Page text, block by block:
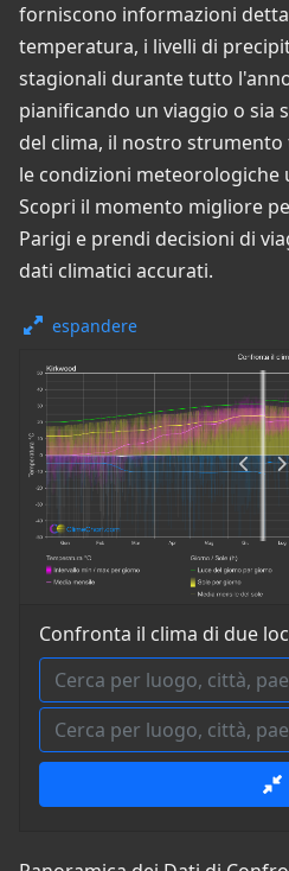
forniscono informazioni
temperatura, i livelli di
stagionali durante tutto
pianificando un viaggio o sia
del clima, il nostro
le condizioni meteorologiche
Scopri il momento migliore
Parigi e prendi decisioni di
dati climatici accurati.
espandere
Confronta il clima di due